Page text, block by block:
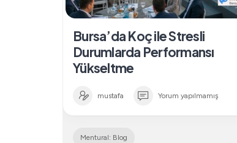
Bursa’da Koç ile Stresli
Durumlarda Performansı
Yükseltme
mustafa Yorum yapılmamış
Mentural: Blog